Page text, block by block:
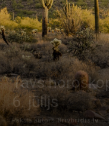
Tavs
6. jūlijs
Raksta autors Brivbridis.lv -